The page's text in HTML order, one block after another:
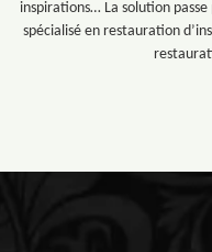
inspirations… La solution
spécialisé en restauration